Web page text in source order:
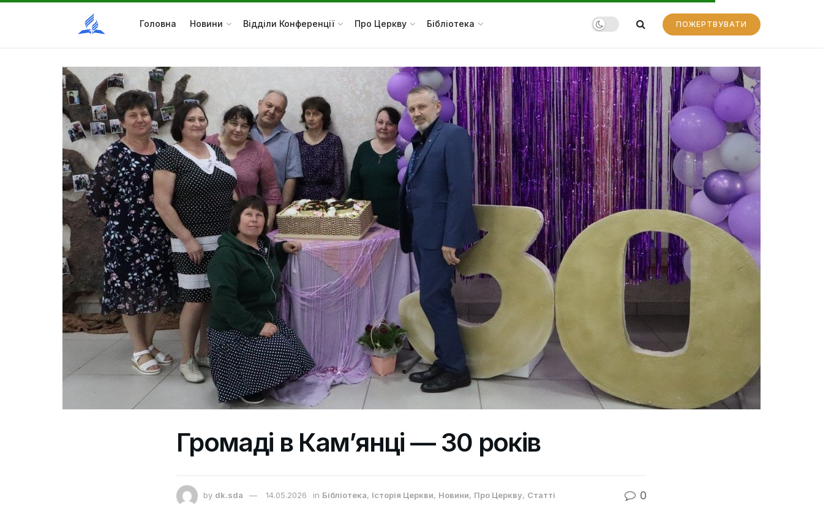
Головна Новини Відділи Конференції Про Церкву Бібліотека ПОЖЕРТВУВАТИ
Громаді в Кам’янці — 30 років
by dk.sda 14.05.2026 in Бібліотека, Історія Церкви, Новини, Про Церкву, Статті 0